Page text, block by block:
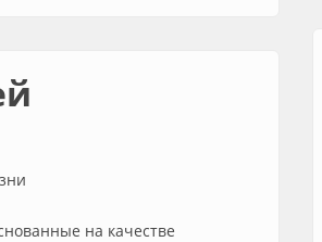
на качестве